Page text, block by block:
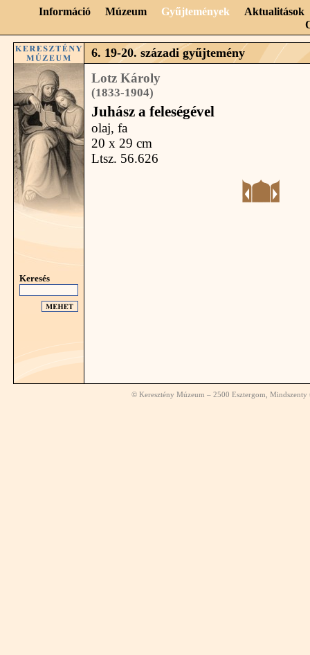
Információ Múzeum Gyűjtemények
Aktualitások
Keresés
6. 19-20. századi gyűjtemény
Lotz Károly
(1833-1904)
Juhász a feleségével
olaj, fa
20 x 29 cm
Ltsz. 56.626
© Keresztény Múzeum – 2500 Esztergom,